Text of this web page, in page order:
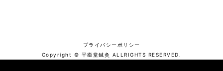
プライバシーポリシー
Copyright © 平癒堂鍼灸 ALLRIGHTS RESERVED.